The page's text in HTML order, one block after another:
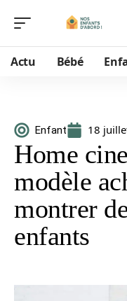
Actu Bébé
Enfant 18
Home
modèle
montrer
enfants